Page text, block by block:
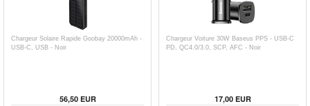
Chargeur Solaire Rapide Goobay 20000mAh -
USB-C, USB - Noir
56,50EUR
Chargeur Voiture 30W Baseus PPS - USB-C
PD, QC4.0/3.0, SCP, AFC - Noir
17,00EUR